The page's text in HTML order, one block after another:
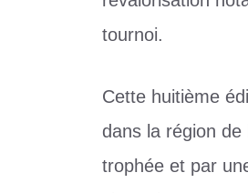
tournoi.
Cette huitième
dans la région de
trophée et par